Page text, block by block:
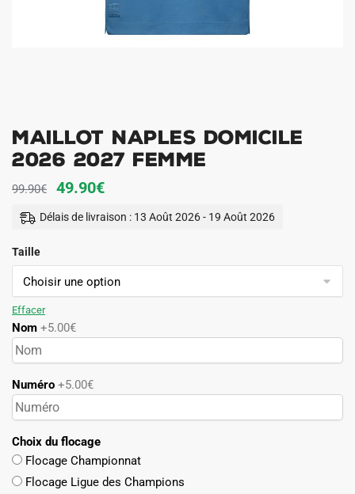
Maillot Naples Domicile
2026 2027 Femme
99.90€
Le
prix
99.90€.
49.90€Le
prix
49.90€.
Délais de livraison : 13 Août 2026 - 19 Août 2026
Taille
Effacer
Nom +5.00€
Numéro +5.00€
Choix du flocage
Flocage Championnat
Flocage Ligue des Champions